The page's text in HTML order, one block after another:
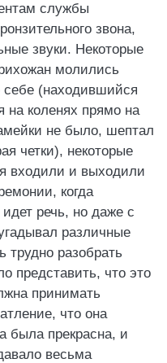
службы
звона,
звуки. Некоторые
молились
себе (находившийся
коленях прямо на
не было, шептал
четки), некоторые
входили и выходили
когда
речь, но даже с
различные
разобрать
представить, что это
принимать
что она
была прекрасна, и
весьма